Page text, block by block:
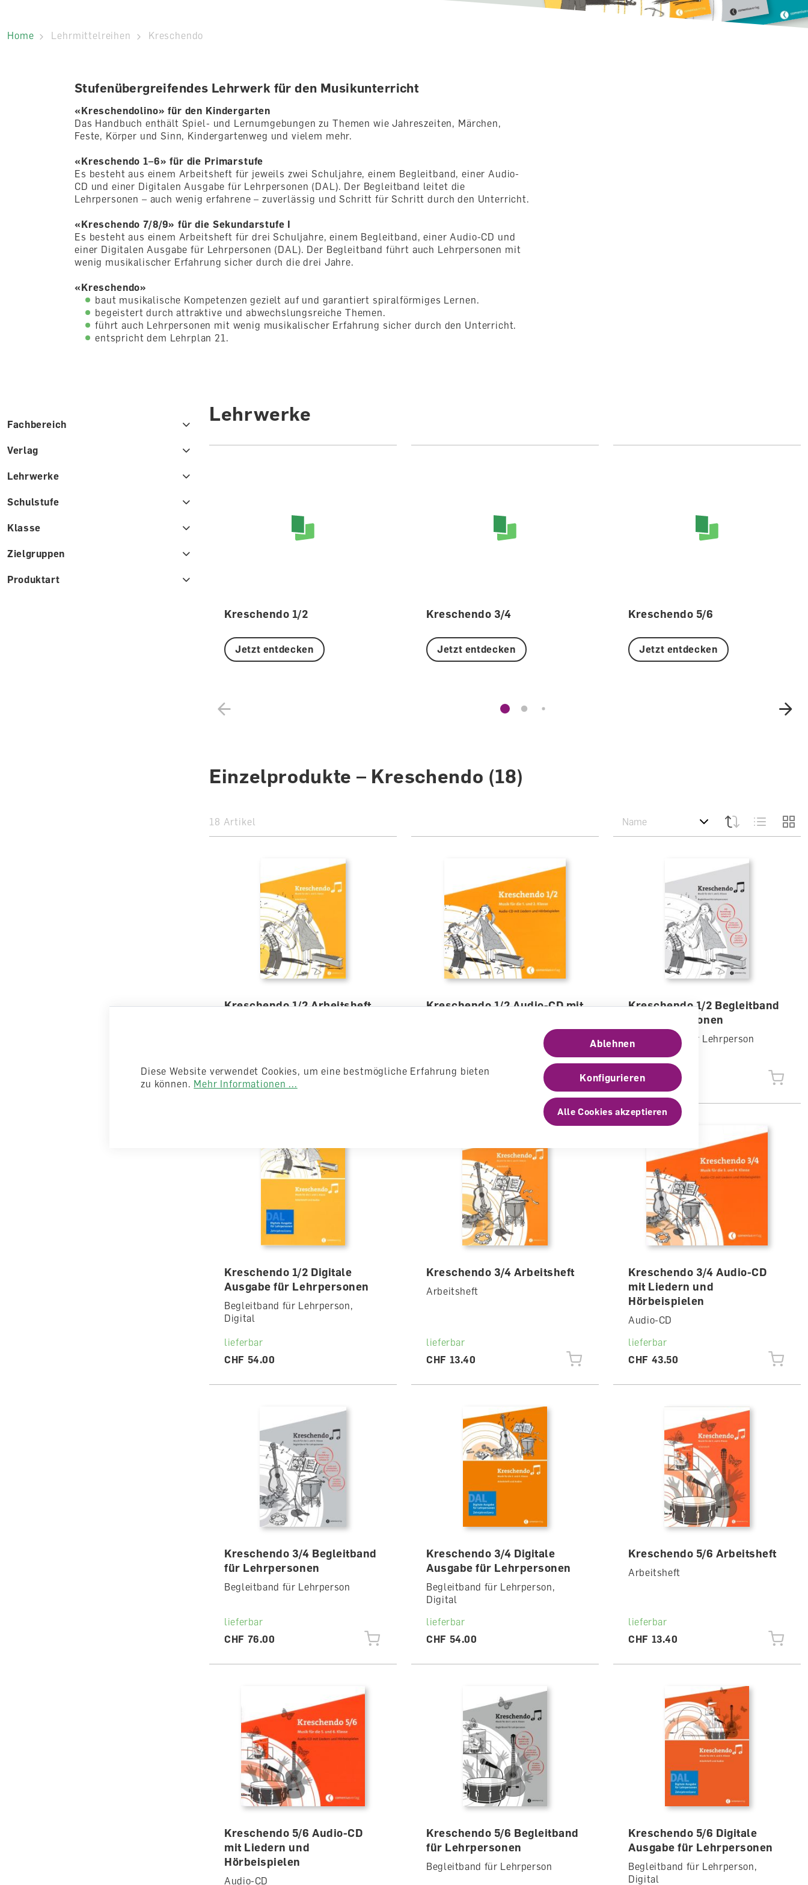
Home Lehrmittelreihen Kreschendo
Stufenübergreifendes Lehrwerk für den Musikunterricht
«Kreschendolino» für den Kindergarten
Das Handbuch enthält Spiel- und Lernumgebungen zu Themen wie Jahreszeiten, Märchen,
Feste, Körper und Sinn, Kindergartenweg und vielem mehr.
«Kreschendo 1–6» für die Primarstufe
Es besteht aus einem Arbeitsheft für jeweils zwei Schuljahre, einem Begleitband, einer Audio-
CD und einer Digitalen Ausgabe für Lehrpersonen (DAL). Der Begleitband leitet die
Lehrpersonen – auch wenig erfahrene – zuverlässig und Schritt für Schritt durch den Unterricht.
«Kreschendo 7/8/9» für die Sekundarstufe I
Es besteht aus einem Arbeitsheft für drei Schuljahre, einem Begleitband, einer Audio-CD und
einer Digitalen Ausgabe für Lehrpersonen (DAL). Der Begleitband führt auch Lehrpersonen mit
wenig musikalischer Erfahrung sicher durch die drei Jahre.
«Kreschendo»
baut musikalische Kompetenzen gezielt auf und garantiert spiralförmiges Lernen.
begeistert durch attraktive und abwechslungsreiche Themen.
führt auch Lehrpersonen mit wenig musikalischer Erfahrung sicher durch den Unterricht.
entspricht dem Lehrplan 21.
Fachbereich
Verlag
Lehrwerke
Schulstufe
Klasse
Zielgruppen
Produktart
Lehrwerke
Kreschendo 1/2
Jetzt entdecken
Kreschendo 3/4
Jetzt entdecken
Kreschendo 5/6
Jetzt entdecken
Einzelprodukte – Kreschendo (18)
18 Artikel
Kreschendo 1/2 Arbeitsheft
CHF 13.40
Kreschendo 1/2 Audio-CD mit
CHF 43.50
Kreschendo 1/2 Begleitband
für Lehrpersonen
Begleitband für Lehrperson
lieferbar
CHF 76.00
Kreschendo 1/2 Digitale
Ausgabe für Lehrpersonen
Begleitband für Lehrperson,
Digital
lieferbar
CHF 54.00
Kreschendo 3/4 Arbeitsheft
Arbeitsheft
lieferbar
CHF 13.40
Kreschendo 3/4 Audio-CD
mit Liedern und
Hörbeispielen
Audio-CD
lieferbar
CHF 43.50
Kreschendo 3/4 Begleitband
für Lehrpersonen
Begleitband für Lehrperson
lieferbar
CHF 76.00
Kreschendo 3/4 Digitale
Ausgabe für Lehrpersonen
Begleitband für Lehrperson,
Digital
lieferbar
CHF 54.00
Kreschendo 5/6 Arbeitsheft
Arbeitsheft
lieferbar
CHF 13.40
Kreschendo 5/6 Audio-CD
mit Liedern und
Hörbeispielen
Audio-CD
Kreschendo 5/6 Begleitband
für Lehrpersonen
Begleitband für Lehrperson
Kreschendo 5/6 Digitale
Ausgabe für Lehrpersonen
Begleitband für Lehrperson,
Digital
Diese Website verwendet Cookies, um eine bestmögliche Erfahrung bieten
zu können. Mehr Informationen ...
Ablehnen
Konfigurieren
Alle Cookies akzeptieren